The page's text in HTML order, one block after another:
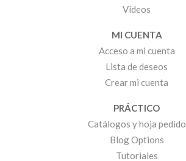
Vídeos
MI CUENTA
Acceso a mi cuenta
Lista de deseos
Crear mi cuenta
PRÁCTICO
Catálogos y hoja pedido
Blog Options
Tutoriales